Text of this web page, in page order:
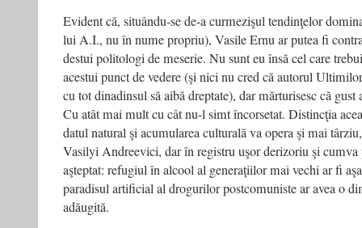
Evident că, situându-se de-a curmezişul tendinţelor
lui A.I., nu în nume propriu), Vasile Ernu ar putea fi
destui politologi de meserie. Nu sunt eu însă cel care
acestui punct de vedere (şi nici nu cred că autorul
cu tot dinadinsul să aibă dreptate), dar mărturisesc că
Cu atât mai mult cu cât nu-l simt încorsetat. Distincţia
datul natural şi acumularea culturală va opera şi mai
Vasilyi Andreevici, dar în registru uşor derizoriu şi cumva
aşteptat: refugiul în alcool al generaţiilor mai vechi ar fi
paradisul artificial al drogurilor postcomuniste ar avea o
adăugită.